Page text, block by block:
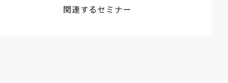
関連するセミナー